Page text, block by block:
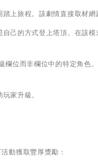
上旅程。該劇情直接取材網
己的方式登上塔頂。在該
欄位而非欄位中的特定角色
家升級。
動獲取豐厚獎勵：